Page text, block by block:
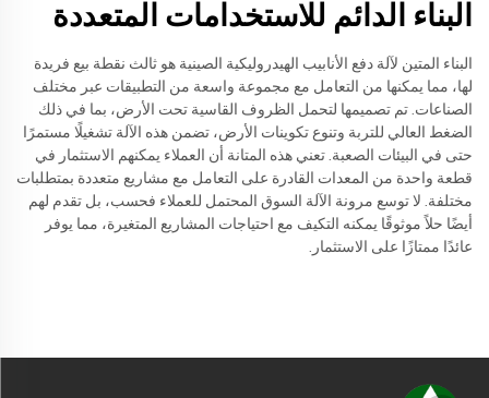
البناء الدائم للاستخدامات المتعددة
البناء المتين لآلة دفع الأنابيب الهيدروليكية الصينية هو ثالث نقطة بيع فريدة
لها، مما يمكنها من التعامل مع مجموعة واسعة من التطبيقات عبر مختلف
الصناعات. تم تصميمها لتحمل الظروف القاسية تحت الأرض، بما في ذلك
الضغط العالي للتربة وتنوع تكوينات الأرض، تضمن هذه الآلة تشغيلًا مستمرًا
حتى في البيئات الصعبة. تعني هذه المتانة أن العملاء يمكنهم الاستثمار في
قطعة واحدة من المعدات القادرة على التعامل مع مشاريع متعددة بمتطلبات
مختلفة. لا توسع مرونة الآلة السوق المحتمل للعملاء فحسب، بل تقدم لهم
أيضًا حلاً موثوقًا يمكنه التكيف مع احتياجات المشاريع المتغيرة، مما يوفر
عائدًا ممتازًا على الاستثمار.